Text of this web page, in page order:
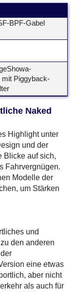
BPF-Gabel
mit Piggyback-
Naked
Highlight unter
und der
Blicke auf sich,
Fahrvergnügen.
Modelle der
um Stärken
und
den anderen
eine etwas
aber nicht
als auch für